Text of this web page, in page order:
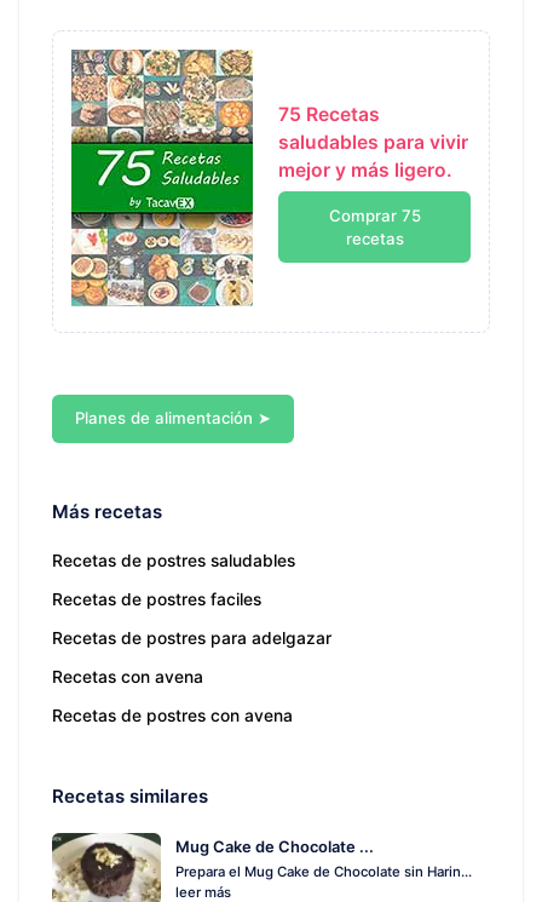
75 Recetas
saludables para vivir
mejor y más ligero.
Comprar 75
recetas
Planes de alimentación ➤
Más recetas
Recetas de postres saludables
Recetas de postres faciles
Recetas de postres para adelgazar
Recetas con avena
Recetas de postres con avena
Recetas similares
Mug Cake de Chocolate ...
Prepara el Mug Cake de Chocolate sin Harin...
leer más